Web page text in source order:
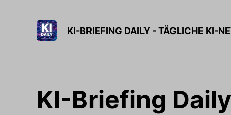
KI-BRIEFING DAILY - TÄGLICHE KI-
KI-Briefing